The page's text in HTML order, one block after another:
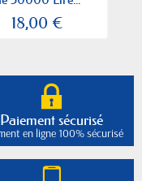
18,00 €
Paiement sécurisé
en ligne 100% sécurisé